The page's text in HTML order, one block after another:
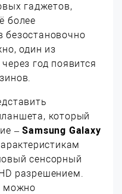
гаджетов,
более
безостановочно
один из
год появится
который
–Samsung Galaxy
сенсорный
разрешением.
можно